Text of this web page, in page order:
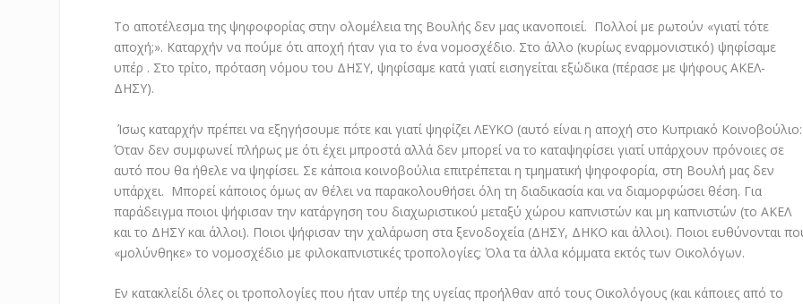
Το αποτέλεσμα της ψηφοφορίας στην ολομέλεια της Βουλής δεν μας ικανοποιεί. Πολλοί με ρωτούν «γιατί τότε
αποχή;». Καταρχήν να πούμε ότι αποχή ήταν για το ένα νομοσχέδιο. Στο άλλο (κυρίως εναρμονιστικό) ψηφίσαμε
υπέρ . Στο τρίτο, πρόταση νόμου του ΔΗΣΥ, ψηφίσαμε κατά γιατί εισηγείται εξώδικα (πέρασε με ψήφους ΑΚΕΛ-
ΔΗΣΥ).
Ίσως καταρχήν πρέπει να εξηγήσουμε πότε και γιατί ψηφίζει ΛΕΥΚΟ (αυτό είναι η αποχή στο Κυπριακό Κοινοβούλιο:
Όταν δεν συμφωνεί πλήρως με ότι έχει μπροστά αλλά δεν μπορεί να το καταψηφίσει γιατί υπάρχουν πρόνοιες σε
αυτό που θα ήθελε να ψηφίσει. Σε κάποια κοινοβούλια επιτρέπεται η τμηματική ψηφοφορία, στη Βουλή μας δεν
υπάρχει. Μπορεί κάποιος όμως αν θέλει να παρακολουθήσει όλη τη διαδικασία και να διαμορφώσει θέση. Για
παράδειγμα ποιοι ψήφισαν την κατάργηση του διαχωριστικού μεταξύ χώρου καπνιστών και μη καπνιστών (το ΑΚΕΛ
και το ΔΗΣΥ και άλλοι). Ποιοι ψήφισαν την χαλάρωση στα ξενοδοχεία (ΔΗΣΥ, ΔΗΚΟ και άλλοι). Ποιοι ευθύνονται
«μολύνθηκε» το νομοσχέδιο με φιλοκαπνιστικές τροπολογίες; Όλα τα άλλα κόμματα εκτός των Οικολόγων.
Εν κατακλείδι όλες οι τροπολογίες που ήταν υπέρ της υγείας προήλθαν από τους Οικολόγους (και κάποιες από το